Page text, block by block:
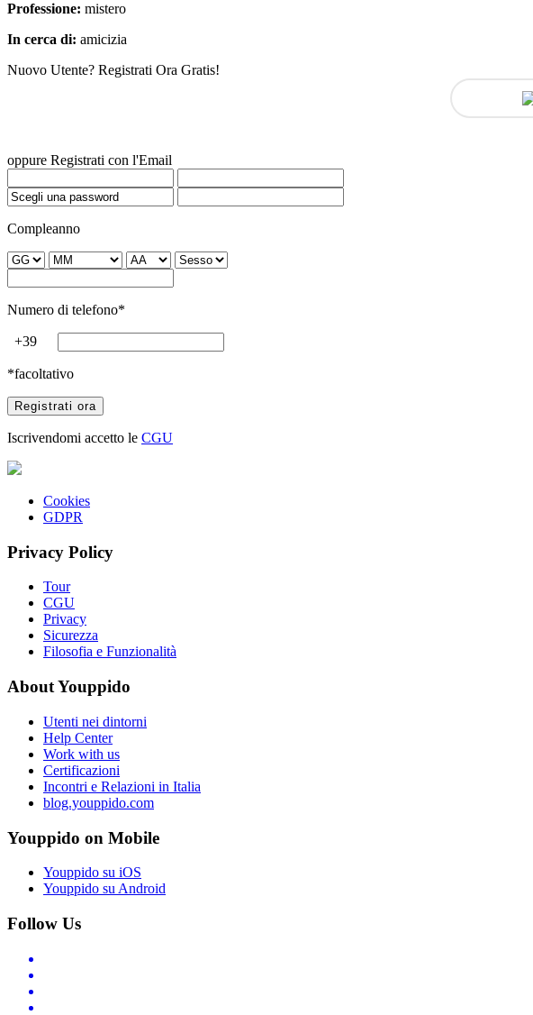
Professione: mistero
In cerca di: amicizia
Nuovo Utente? Registrati Ora Gratis!
oppure Registrati con l'Email
Compleanno
Numero di telefono*
+39
*facoltativo
Iscrivendomi accetto le CGU
Cookies
GDPR
Privacy Policy
Tour
CGU
Privacy
Sicurezza
Filosofia e Funzionalità
About Youppido
Utenti nei dintorni
Help Center
Work with us
Certificazioni
Incontri e Relazioni in Italia
blog.youppido.com
Youppido on Mobile
Youppido su iOS
Youppido su Android
Follow Us